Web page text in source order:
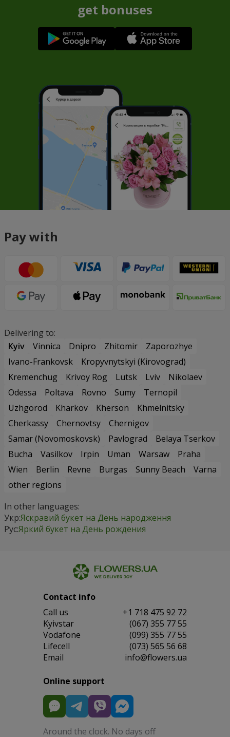
get bonuses
Pay with
Delivering to:
Kyiv
Vinnica Dnipro Zhitomir
Zaporozhye
Ivano-Frankovsk
Kropyvnytskyi (Kirovograd)
Kremenchug
Krivoy Rog Lutsk Lviv
Nikolaev
Odessa
Poltava Rovno Sumy
Ternopil
Uzhgorod
Kharkov Kherson
Khmelnitsky
Cherkassy
Chernovtsy
Chernigov
Samar (Novomoskovsk)
Pavlograd
Belaya Tserkov
Bucha
Vasilkov Irpin Uman Warsaw
Praha
Wien
Berlin Revne Burgas Sunny Beach
Varna
other regions
In other languages:
Укр:Яскравий букет на День народження
Рус:Яркий букет на День рождения
Contact info
Сall us
+1 718 475 92 72
Kyivstar
(067) 355 77 55
Vodafone
(099) 355 77 55
Lifecell
(073) 565 56 68
Email
info@flowers.ua
Online support
Around the clock. No days off